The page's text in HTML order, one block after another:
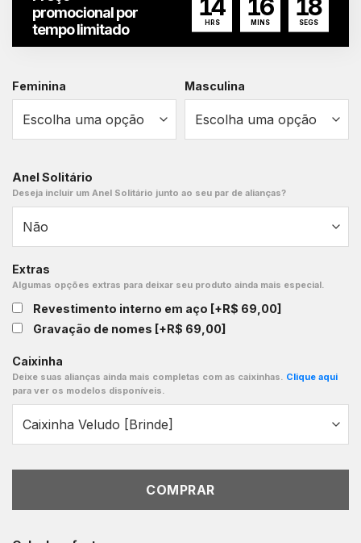
promocional por
tempo limitado
14
HRS
16
MINS
17
SEGS
Feminina Masculina
Anel Solitário
Deseja incluir um Anel Solitário junto ao seu par de alianças?
Extras
Algumas opções extras para deixar seu produto ainda mais especial.
Revestimento interno em aço [+R$ 69,00]
Gravação de nomes [+R$ 69,00]
Caixinha
Deixe suas alianças ainda mais completas com as caixinhas. Clique aqui
para ver os modelos disponíveis.
COMPRAR